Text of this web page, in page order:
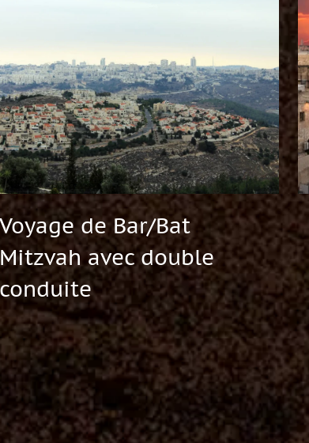
Voyage de Bar/Bat
Mitzvah avec double